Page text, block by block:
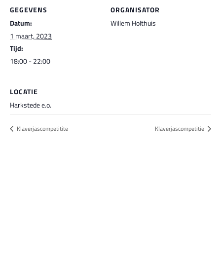
GEGEVENS
Datum:
1 maart, 2023
Tijd:
18:00 - 22:00
ORGANISATOR
Willem Holthuis
LOCATIE
Harkstede e.o.
Klaverjascompetitite Klaverjascompetitie